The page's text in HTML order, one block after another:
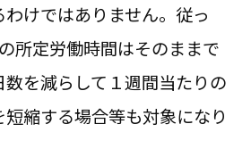
けではありません。従っ
所定労働時間はそのままで
を減らして１週間当たりの
縮する場合等も対象になり